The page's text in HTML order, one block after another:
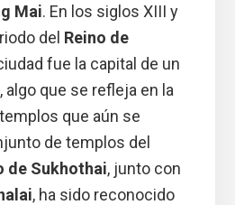
Mai. En los siglos XIII y
del Reino de
fue la capital de un
que se refleja en la
que aún se
de templos del
de Sukhothai, junto con
, ha sido reconocido